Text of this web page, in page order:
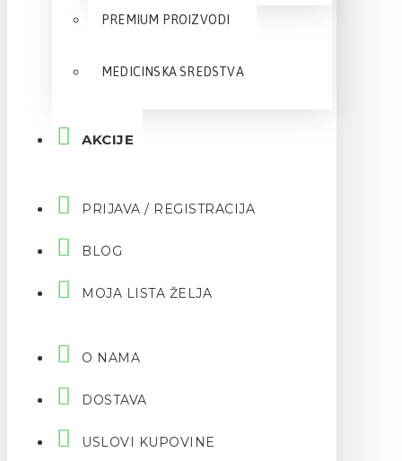
PREMIUM PROIZVODI
MEDICINSKA SREDSTVA
AKCIJE
PRIJAVA / REGISTRACIJA
BLOG
MOJA LISTA ŽELJA
O NAMA
DOSTAVA
USLOVI KUPOVINE